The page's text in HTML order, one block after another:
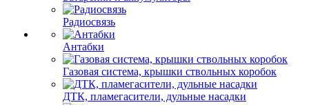
Радиосвязь
Антабки
Газовая система, крышки ствольных коробок
ДТК, пламегасители, дульные насадки